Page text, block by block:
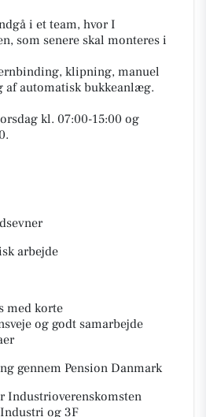
i et team, hvor I
som senere skal monteres i
klipning, manuel
af automatisk bukkeanlæg.
kl. 07:00-15:00 og
arbejde
med korte
og godt samarbejde
gennem Pension Danmark
Industrioverenskomsten
og 3F